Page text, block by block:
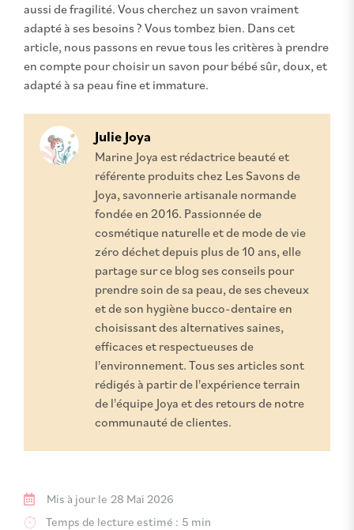
aussi de fragilité. Vous cherchez un savon vraiment
adapté à ses besoins ? Vous tombez bien. Dans cet
article, nous passons en revue tous les critères à prendre
en compte pour choisir un savon pour bébé sûr, doux, et
adapté à sa peau fine et immature.
Julie Joya
Marine Joya est rédactrice beauté et
référente produits chez Les Savons de
Joya, savonnerie artisanale normande
fondée en 2016. Passionnée de
cosmétique naturelle et de mode de vie
zéro déchet depuis plus de 10 ans, elle
partage sur ce blog ses conseils pour
prendre soin de sa peau, de ses cheveux
et de son hygiène bucco-dentaire en
choisissant des alternatives saines,
efficaces et respectueuses de
l'environnement. Tous ses articles sont
rédigés à partir de l'expérience terrain
de l'équipe Joya et des retours de notre
communauté de clientes.
Mis à jour le 28 Mai 2026
Temps de lecture estimé : 5 min